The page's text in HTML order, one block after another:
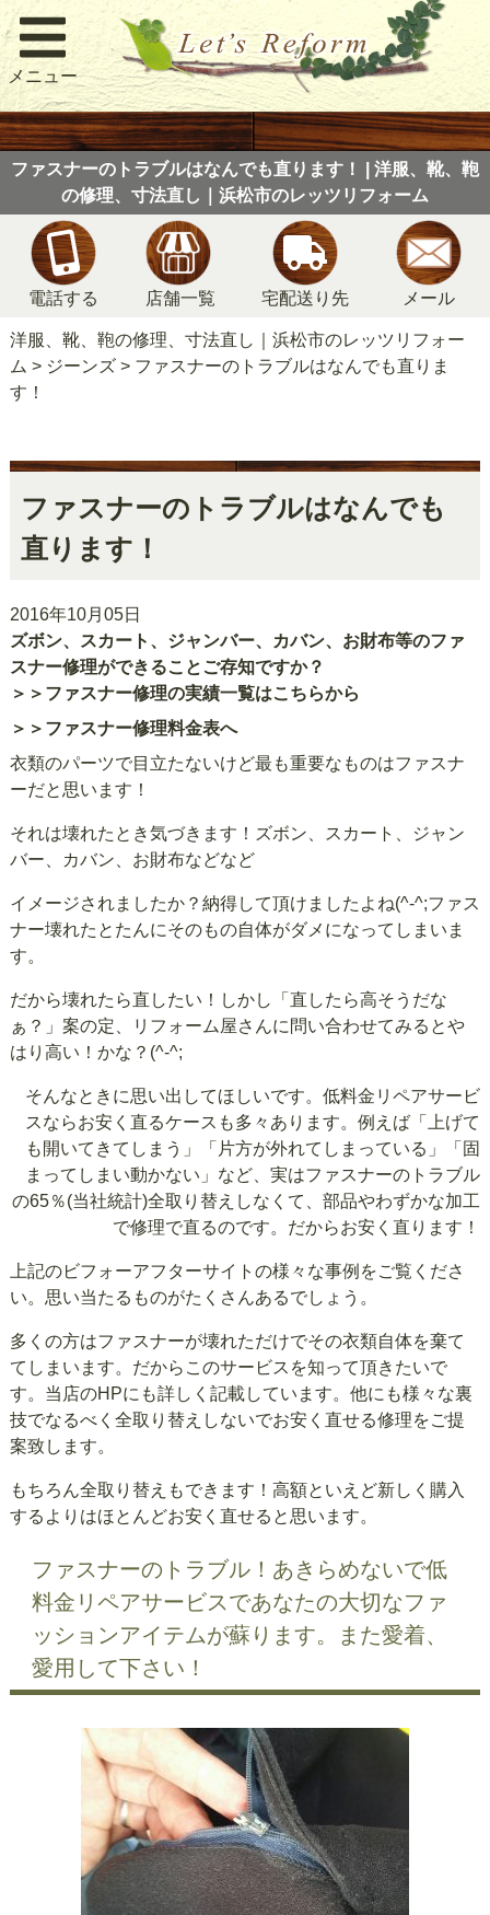
メニュー
ファスナーのトラブルはなんでも直ります！ | 洋服、靴、鞄
の修理、寸法直し｜浜松市のレッツリフォーム
電話する 店舗一覧 宅配送り先 メール
洋服、靴、鞄の修理、寸法直し｜浜松市のレッツリフォー
ム > ジーンズ> ファスナーのトラブルはなんでも直りま
す！
ファスナーのトラブルはなんでも
直ります！
2016年10月05日
ズボン、スカート、ジャンバー、カバン、お財布等のファ
スナー修理ができることご存知ですか？
＞＞ファスナー修理の実績一覧はこちらから
＞＞ファスナー修理料金表へ
衣類のパーツで目立たないけど最も重要なものはファスナ
ーだと思います！
それは壊れたとき気づきます！ズボン、スカート、ジャン
バー、カバン、お財布などなど
イメージされましたか？納得して頂けましたよね(^-^;ファス
ナー壊れたとたんにそのもの自体がダメになってしまいま
す。
だから壊れたら直したい！しかし「直したら高そうだな
ぁ？」案の定、リフォーム屋さんに問い合わせてみるとや
はり高い！かな？(^-^;
そんなときに思い出してほしいです。低料金リペアサービ
スならお安く直るケースも多々あります。例えば「上げて
も開いてきてしまう」「片方が外れてしまっている」「固
まってしまい動かない」など、実はファスナーのトラブル
の65％(当社統計)全取り替えしなくて、部品やわずかな加工
で修理で直るのです。だからお安く直ります！
上記のビフォーアフターサイトの様々な事例をご覧くださ
い。思い当たるものがたくさんあるでしょう。
多くの方はファスナーが壊れただけでその衣類自体を棄て
てしまいます。だからこのサービスを知って頂きたいで
す。当店のHPにも詳しく記載しています。他にも様々な裏
技でなるべく全取り替えしないでお安く直せる修理をご提
案致します。
もちろん全取り替えもできます！高額といえど新しく購入
するよりはほとんどお安く直せると思います。
ファスナーのトラブル！あきらめないで低
料金リペアサービスであなたの大切なファ
ッションアイテムが蘇ります。また愛着、
愛用して下さい！